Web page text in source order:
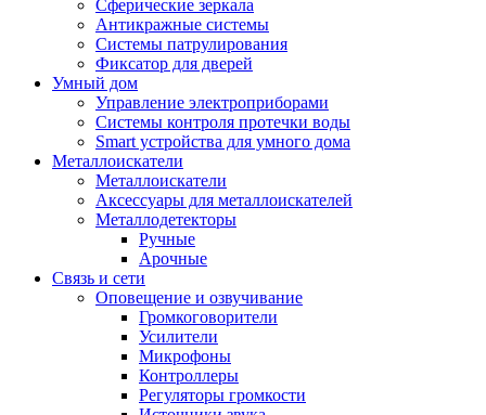
Сферические зеркала
Антикражные системы
Системы патрулирования
Фиксатор для дверей
Умный дом
Управление электроприборами
Системы контроля протечки воды
Smart устройства для умного дома
Металлоискатели
Металлоискатели
Аксессуары для металлоискателей
Металлодетекторы
Ручные
Арочные
Связь и сети
Оповещение и озвучивание
Громкоговорители
Усилители
Микрофоны
Контроллеры
Регуляторы громкости